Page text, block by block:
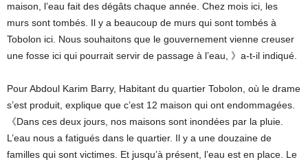
maison, l’eau fait des dégâts chaque année. Chez mois ici, les
murs sont tombés. Il y a beaucoup de murs qui sont tombés à
Tobolon ici. Nous souhaitons que le gouvernement vienne creuser
une fosse ici qui pourrait servir de passage à l’eau, 》a-t-il indiqué.
Pour Abdoul Karim Barry, Habitant du quartier Tobolon, où le drame
s’est produit, explique que c’est 12 maison qui ont endommagées.
《Dans ces deux jours, nos maisons sont inondées par la pluie.
L’eau nous a fatigués dans le quartier. Il y a une douzaine de
familles qui sont victimes. Et jusqu’à présent, l’eau est en place. Le